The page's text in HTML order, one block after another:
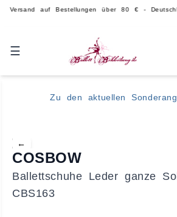
auf Bestellungen über 80 € -
☰
Zu den aktuellen
←
COSBOW
Ballettschuhe Leder ganze
CBS163